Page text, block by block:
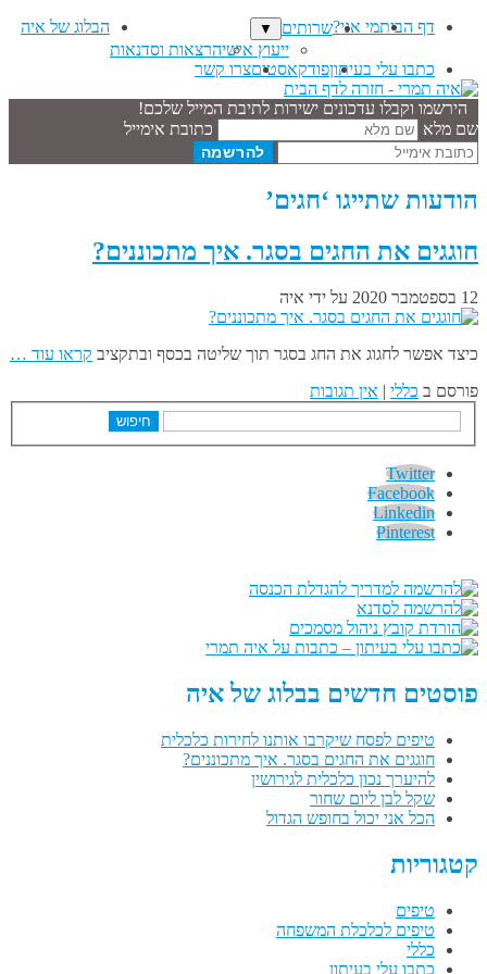
דף הביתמי אני?שרותים ▼
ייעוץ אישיהרצאות וסדנאות
הבלוג של איה
כתבו עלי בעיתוןפודקאסטיםצרו קשר
הירשמו וקבלו עדכונים ישירות לתיבת המייל שלכם!
שם מלא
כתובת אימייל
הודעות שתייגו ‘חגים’
חוגגים את החגים בסגר. איך מתכוננים?
12 בספטמבר 2020 על ידי איה
כיצד אפשר לחגוג את החג בסגר תוך שליטה בכסף ובתקציב קראו עוד …
פורסם ב כללי | אין תגובות
חיפוש
Twitter
Facebook
Linkedin
Pinterest
פוסטים חדשים בבלוג של איה
טיפים לפסח שיקרבו אותנו לחירות כלכלית
חוגגים את החגים בסגר. איך מתכוננים?
להיערך נכון כלכלית לגירושין
שקל לבן ליום שחור
הכל אני יכול בחופש הגדול
קטגוריות
טיפים
טיפים לכלכלת המשפחה
כללי
כתבו עלי בעיתון